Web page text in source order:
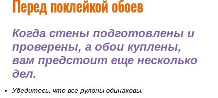
Перед поклейкой обоев
Когда стены подготовлены и
проверены, а обои куплены,
вам предстоит еще несколько
дел.
Убедитесь, что все рулоны одинаковы.